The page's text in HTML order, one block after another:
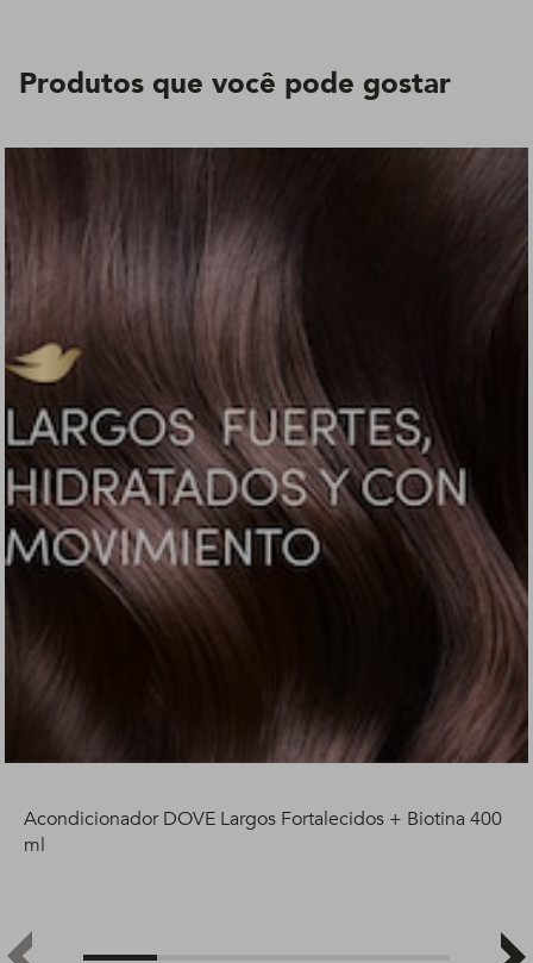
Produtos que você pode gostar
Acondicionador DOVE Largos Fortalecidos + Biotina 400
ml